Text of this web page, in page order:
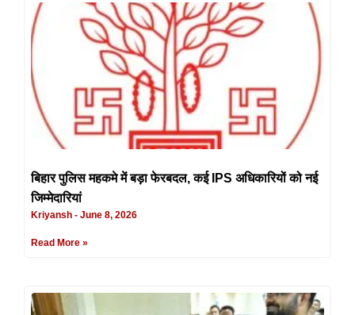
बिहार पुलिस महकमे में बड़ा फेरबदल, कई IPS अधिकारियों को नई
जिम्मेदारियां
Kriyansh June 8, 2026
Read More »